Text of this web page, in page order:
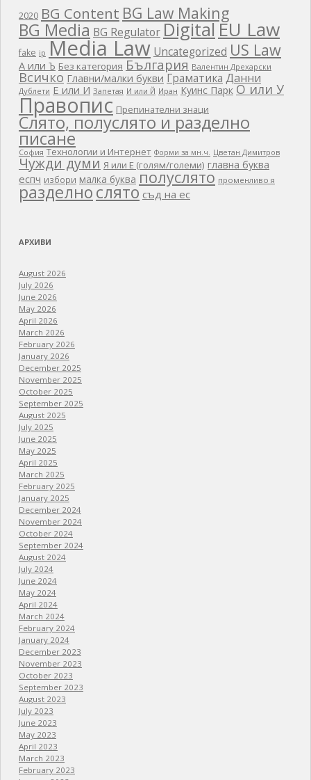
2020 BG Content BG Law Making
BG Media BG RegulatorDigitalEU Law
fake ip Media Law Uncategorized US Law
А или Ъ Без категория България Валентин Дрехарски
Всичко Главни/малки букви Граматика Данни
Дублети Е или И Запетая И или Й Иран Куинс Парк О или У
Правопис Препинателни знаци
Слято, полуслято и разделно
писане
София Технологии и Интернет Форми за мн.ч. Цветан Димитров
Чужди думи Я или Е (голям/големи) главна буква
еспч избори малка буква полуслято променливо я
разделнослято съд на ес
АРХИВИ
August 2026
July 2026
June 2026
May 2026
April 2026
March 2026
February 2026
January 2026
December 2025
November 2025
October 2025
September 2025
August 2025
July 2025
June 2025
May 2025
April 2025
March 2025
February 2025
January 2025
December 2024
November 2024
October 2024
September 2024
August 2024
July 2024
June 2024
May 2024
April 2024
March 2024
February 2024
January 2024
December 2023
November 2023
October 2023
September 2023
August 2023
July 2023
June 2023
May 2023
April 2023
March 2023
February 2023